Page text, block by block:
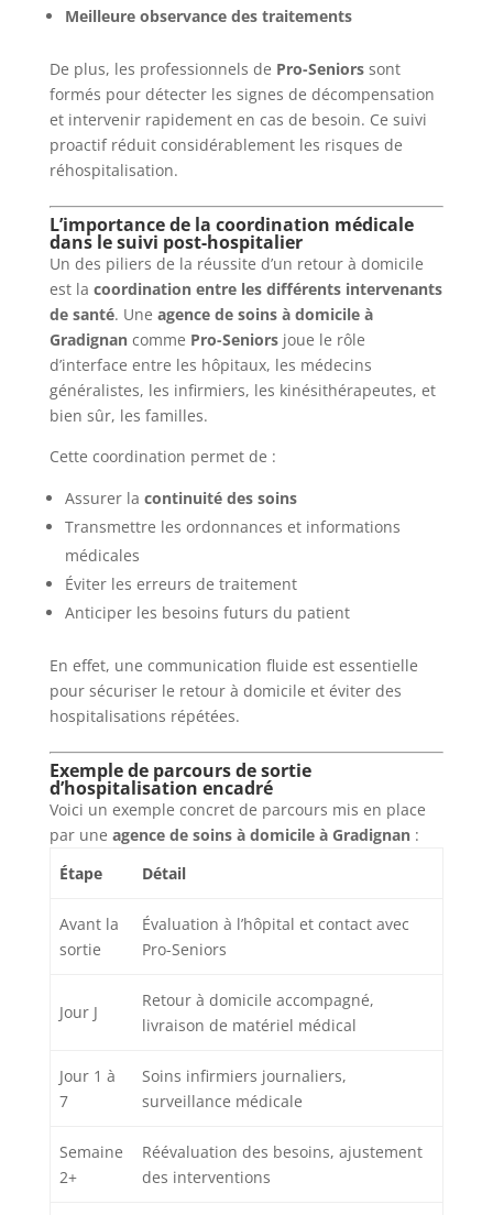
Meilleure observance des traitements
De plus, les professionnels de Pro-Seniorssont
formés pour détecter les signes de décompensation
et intervenir rapidement en cas de besoin. Ce suivi
proactif réduit considérablement les risques de
réhospitalisation.
L’importance de la coordination médicale
dans le suivi post-hospitalier
Un des piliers de la réussite d’un retour à domicile
est la coordination entre les différents intervenants
de santé. Une agence de soins à domicile à
Gradignancomme Pro-Seniorsjoue le rôle
d’interface entre les hôpitaux, les médecins
généralistes, les infirmiers, les kinésithérapeutes, et
bien sûr, les familles.
Cette coordination permet de :
Assurer la continuité des soins
Transmettre les ordonnances et informations
médicales
Éviter les erreurs de traitement
Anticiper les besoins futurs du patient
En effet, une communication fluide est essentielle
pour sécuriser le retour à domicile et éviter des
hospitalisations répétées.
Exemple de parcours de sortie
d’hospitalisation encadré
Voici un exemple concret de parcours mis en place
par une agence de soins à domicile à Gradignan:
Étape
Détail
Avant la
sortie
Évaluation à l’hôpital et contact avec
Pro-Seniors
Jour J
Retour à domicile accompagné,
livraison de matériel médical
Jour 1 à
7
Soins infirmiers journaliers,
surveillance médicale
Semaine
2+
Réévaluation des besoins, ajustement
des interventions